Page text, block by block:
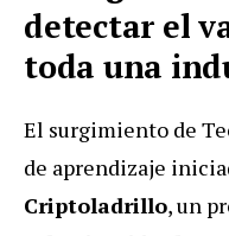
detectar el
toda una
El surgimiento de
de aprendizaje
Criptoladrillo, un